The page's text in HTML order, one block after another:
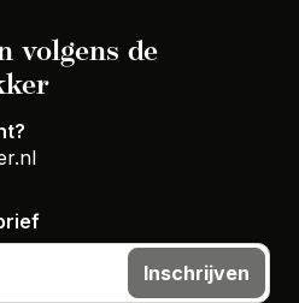
volgens de
Inschrijven